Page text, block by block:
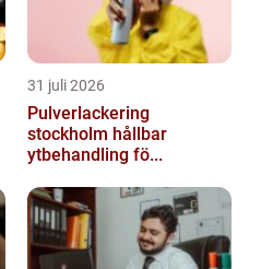
31 juli 2026
Pulverlackering
stockholm hållbar
ytbehandling fö...